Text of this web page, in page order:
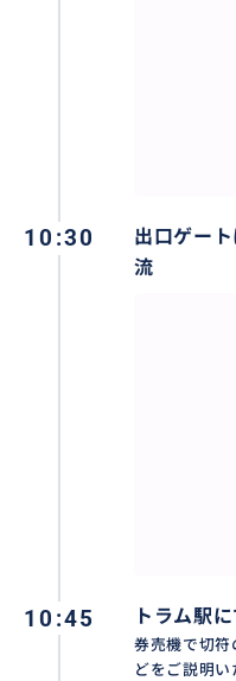
配車依頼は到着ゲート
◎空港からの送迎先
◎ホテル名や出発・到
◎人数＆スーツケース
10:30
出口ゲー
流
10:45 トラム駅
券売機で切符
どをご説明い